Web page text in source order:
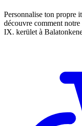
Personnalise ton propre
découvre comment
IX. kerület à